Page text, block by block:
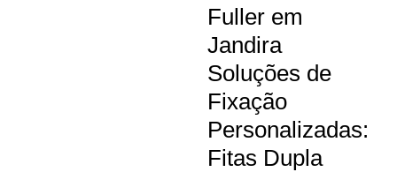
Fuller em
Jandira
Soluções de
Fixação
Personalizadas:
Fitas Dupla